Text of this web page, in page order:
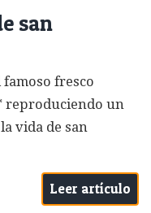
san
fresco
reproduciendo un
vida de san
Leer artículo